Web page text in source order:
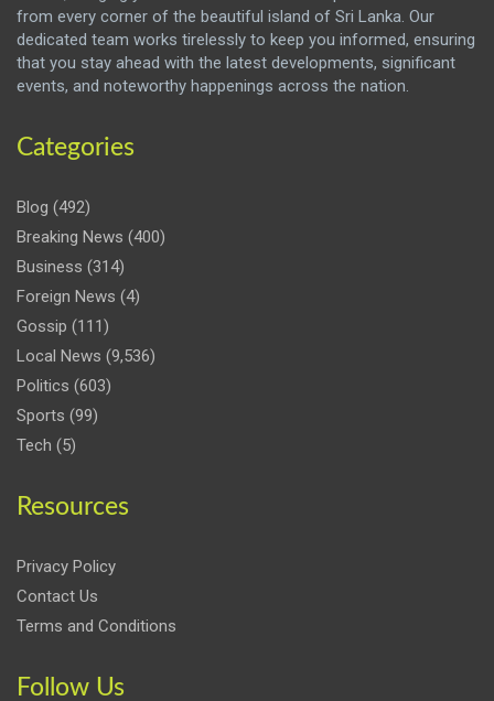
from every corner of the beautiful island of Sri Lanka. Our
dedicated team works tirelessly to keep you informed, ensuring
that you stay ahead with the latest developments, significant
events, and noteworthy happenings across the nation.
Categories
Blog (492)
Breaking News (400)
Business (314)
Foreign News (4)
Gossip (111)
Local News (9,536)
Politics (603)
Sports (99)
Tech (5)
Resources
Privacy Policy
Contact Us
Terms and Conditions
Follow Us